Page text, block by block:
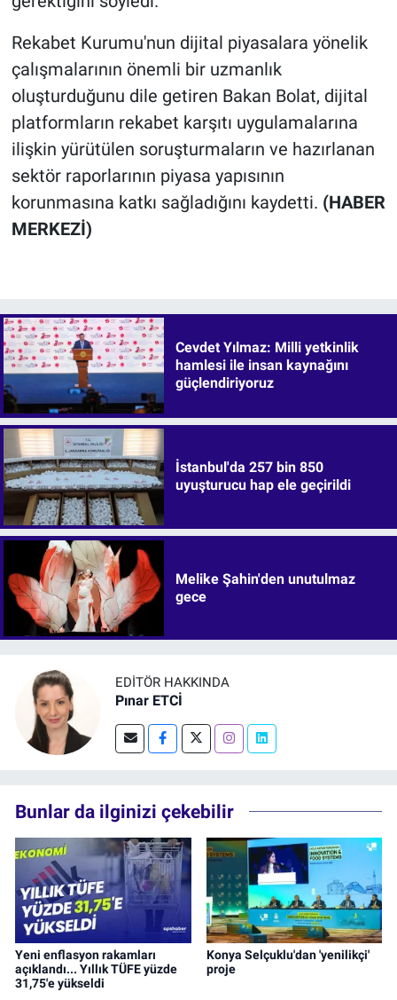
Rekabet Kurumu'nun dijital piyasalara yönelik
çalışmalarının önemli bir uzmanlık
oluşturduğunu dile getiren Bakan Bolat, dijital
platformların rekabet karşıtı uygulamalarına
ilişkin yürütülen soruşturmaların ve hazırlanan
sektör raporlarının piyasa yapısının
korunmasına katkı sağladığını kaydetti. (HABER
MERKEZİ)
Cevdet Yılmaz: Milli yetkinlik
hamlesi ile insan kaynağını
güçlendiriyoruz
İstanbul'da 257 bin 850
uyuşturucu hap ele geçirildi
Melike Şahin'den unutulmaz
gece
EDITÖR HAKKINDA
Pınar ETCİ
Bunlar da ilginizi çekebilir
Yeni enflasyon rakamları
açıklandı... Yıllık TÜFE yüzde
31,75'e yükseldi
Konya Selçuklu'dan 'yenilikçi'
proje